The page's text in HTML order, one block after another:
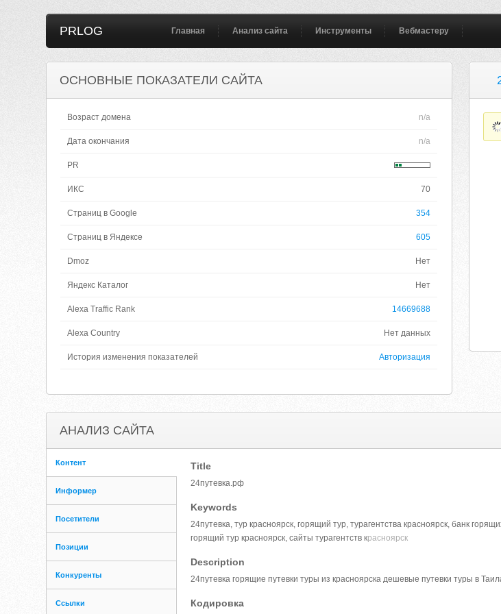
PRLOG Главная Анализ сайта Инструменты Вебмастеру
ОСНОВНЫЕ ПОКАЗАТЕЛИ САЙТА
Возраст домена n/a
Дата окончания n/a
PR
ИКС 70
Страниц в Google 354
Страниц в Яндексе 605
Dmoz Нет
Яндекс Каталог Нет
Alexa Traffic Rank 14669688
Alexa Country Нет данных
История изменения показателей Авторизация
АНАЛИЗ САЙТА
Контент
Информер
Посетители
Позиции
Конкуренты
Ссылки
Title
24путевка.рф
Keywords
24путевка, тур красноярск, горящий тур, турагентства красноярск, банк
горящий тур красноярск, сайты турагентств красноярск
Description
24путевка горящие путевки туры из красноярска дешевые путевки туры в
Кодировка